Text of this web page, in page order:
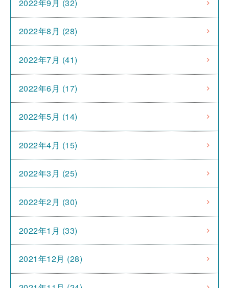
2022年9月 (32)
2022年8月 (28)
2022年7月 (41)
2022年6月 (17)
2022年5月 (14)
2022年4月 (15)
2022年3月 (25)
2022年2月 (30)
2022年1月 (33)
2021年12月 (28)